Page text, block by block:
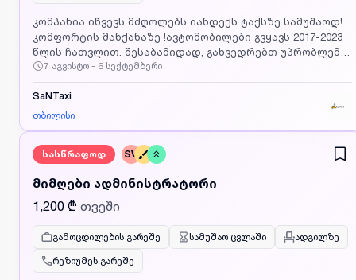
კომპანია იწვევს მძღოლებს იანდექს ტაქსზე სამუშაოდ!
კომფორტის მანქანაზე !ავტომობილები გვყავს 2017-2023
წლის ჩათვლით. შესაბამიდად, გახვედრებთ უპრობლემო
ახალ მანქანებს,რომლებიც გზადაგზა არ
გაფუჭდება.დაზღვეულია 21-წლიდან 100%-ით.მძღოლებს
ვთავაზობთ ყველაზე კონკურენტულ პირობებს მეგობრულ
გარემოში. ჩვენს თითოეულ დანაპირებზე ვართ
არ დაგხვდებათ; • ერთ მანქანაზე ზის მხოლოდ ერთი
მძღოლი. მანქანით მიდის სახლში და დილით იწყებს
ლარი. მოვალეობები: მანქანის გარეცხვა; გრაფიკით
მუშაობის წესების გათვალისწინება. მოთხოვნები:
მოწესრიგებულ და გამოცდილ მძღოლებს; მინიმუმ 3
თვით მუშაობის სურვილით დეტალური
ინფორმაციისთვის დაგვიკავშირდით ნომერზე.
7 აგვისტო - 6 სექტემბერი
SaNTaxi
თბილისი
სასწრაფოდ SV
მიმღები ადმინისტრატორი
1,200 ₾ თვეში
გამოცდილების გარეშე სამუშაო ცვლაში
ადგილზე
რეზიუმეს გარეშე